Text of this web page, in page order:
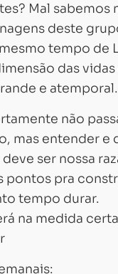
Mal sabemos
deste
tempo de
das
e atemporal.
não
mas entender e
ser nossa
pra
tempo durar.
na medida